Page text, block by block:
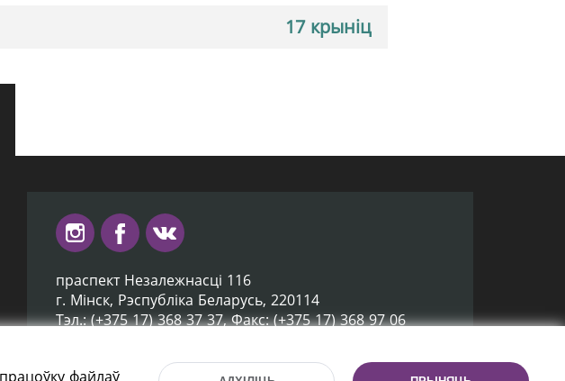
17 крыніц
праспект Незалежнасці 116
г. Мiнск, Рэспубліка Беларусь, 220114
Тэл.: (+375 17) 368 37 37, Факс: (+375 17) 368 97 06
файлаў